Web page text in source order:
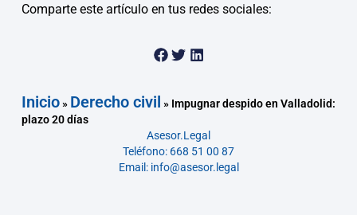
Comparte este artículo en tus redes sociales:
Inicio» Derecho civil » Impugnar despido en Valladolid:
plazo 20 días
Asesor.Legal
Teléfono: 668 51 00 87
Email: info@asesor.legal